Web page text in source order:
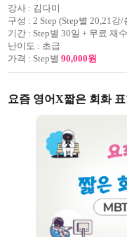
강사 : 김다미
구성 : 2 Step (Step별 20,21강
기간 : Step별 30일 + 무료 재
난이도 : 초급
가격 : Step별 90,000원
요즘 영어X짧은 회화